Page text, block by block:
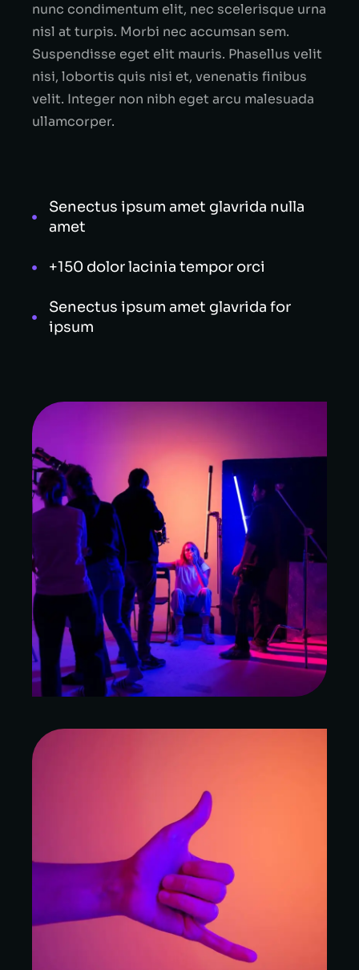
nunc condimentum elit, nec scelerisque urna
nisl at turpis. Morbi nec accumsan sem.
Suspendisse eget elit mauris. Phasellus velit
nisi, lobortis quis nisi et, venenatis finibus
velit. Integer non nibh eget arcu malesuada
ullamcorper.
Senectus ipsum amet glavrida nulla
amet
+150 dolor lacinia tempor orci
Senectus ipsum amet glavrida for
ipsum